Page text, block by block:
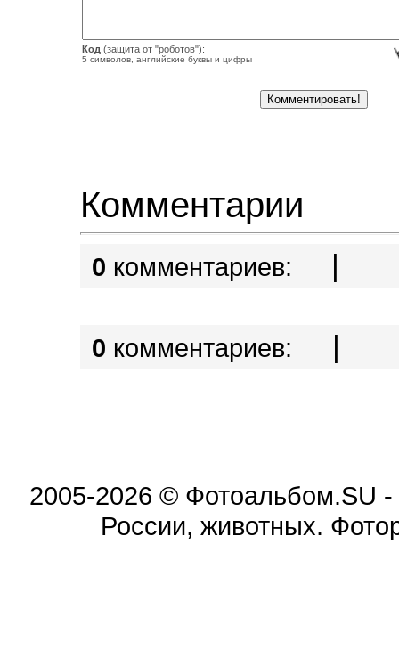
Код (защита от "роботов"):
5 символов, английские буквы и цифры
Комментарии
0 комментариев: |
0 комментариев: |
2005-2026 © Фотоальбом.SU -
России, животных.